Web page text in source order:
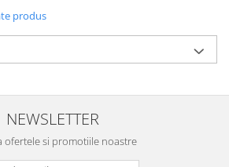
produs
NEWSLETTER
ofertele si promotiile noastre